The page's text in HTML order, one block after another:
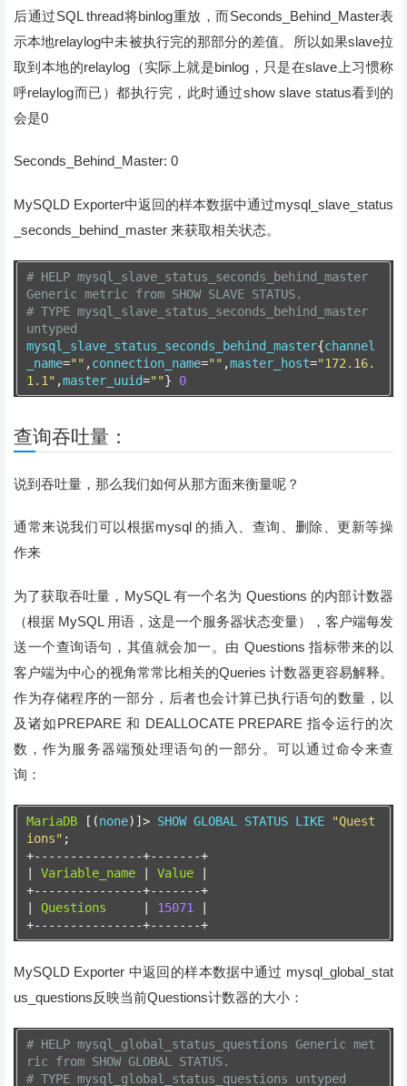
后通过SQL thread将binlog重放，而Seconds_Behind_Master表
示本地relaylog中未被执行完的那部分的差值。所以如果slave拉
取到本地的relaylog（实际上就是binlog，只是在slave上习惯称
呼relaylog而已）都执行完，此时通过show slave status看到的
会是0
Seconds_Behind_Master: 0
MySQLD Exporter中返回的样本数据中通过mysql_slave_status
_seconds_behind_master 来获取相关状态。
# HELP mysql_slave_status_seconds_behind_master
Generic metric from SHOW SLAVE STATUS.
# TYPE mysql_slave_status_seconds_behind_master
untyped
mysql_slave_status_seconds_behind_master{channel
_name="" ,connection_name="" ,master_host="172.16.
1.1" ,master_uuid=""} 0
查询吞吐量：
说到吞吐量，那么我们如何从那方面来衡量呢？
通常来说我们可以根据mysql 的插入、查询、删除、更新等操
作来
为了获取吞吐量，MySQL 有一个名为 Questions 的内部计数器
（根据 MySQL 用语，这是一个服务器状态变量），客户端每发
送一个查询语句，其值就会加一。由 Questions 指标带来的以
客户端为中心的视角常常比相关的Queries 计数器更容易解释。
作为存储程序的一部分，后者也会计算已执行语句的数量，以
及诸如PREPARE 和 DEALLOCATE PREPARE 指令运行的次
数，作为服务器端预处理语句的一部分。可以通过命令来查
询：
MariaDB [(none)]> SHOW GLOBAL STATUS LIKE
"Quest
ions" ;
+---------------+-------+
Variable_name Value
+---------------+-------+
Questions 15071
+---------------+-------+
MySQLD Exporter 中返回的样本数据中通过 mysql_global_stat
us_questions反映当前Questions计数器的大小：
# HELP mysql_global_status_questions Generic met
ric from SHOW GLOBAL STATUS.
# TYPE mysql_global_status_questions untyped